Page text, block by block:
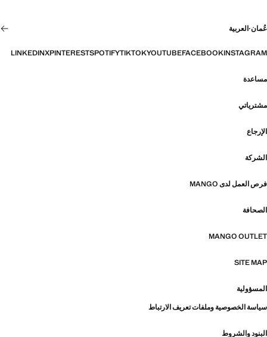
عُمان·العربية
INSTAGRAM
FACEBOOK
YOUTUBE
TIKTOK
SPOTIFY
PINTEREST
X
LINKEDIN
مساعدة
مشترياتي
الإرجاع
الشركة
فرص العمل لدى MANGO
الصحافة
MANGO OUTLET
SITE MAP
المسؤولية
سياسة الخصوصية وملفات تعريف الارتباط
البنود والشروط